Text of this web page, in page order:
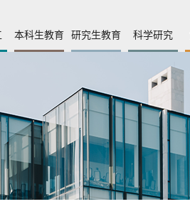
本科生教育 研究生教育 科学研究